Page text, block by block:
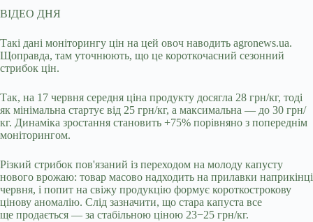
ВІДЕО ДНЯ
Такі дані моніторингу цін на цей овоч наводить agronews.ua.
Щоправда, там уточнюють, що це короткочасний сезонний
стрибок цін.
Так, на 17 червня середня ціна продукту досягла 28 грн/кг, тоді
як мінімальна стартує від 25 грн/кг, а максимальна — до 30 грн/
кг. Динаміка зростання становить +75% порівняно з попереднім
моніторингом.
Різкий стрибок пов'язаний із переходом на молоду капусту
нового врожаю: товар масово надходить на прилавки наприкінці
червня, і попит на свіжу продукцію формує короткострокову
цінову аномалію. Слід зазначити, що стара капуста все
ще продається — за стабільною ціною 23−25 грн/кг.